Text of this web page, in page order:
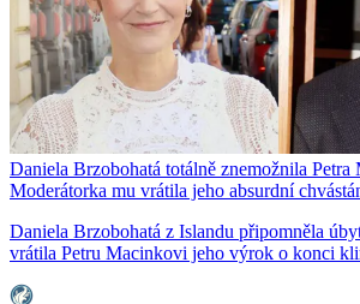
Daniela Brzobohatá totálně znemožnila Petra
Moderátorka mu vrátila jeho absurdní
Daniela Brzobohatá z Islandu připomněla
vrátila Petru Macinkovi jeho výrok o konci